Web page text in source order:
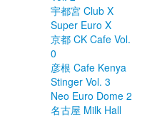
宇都宮 Club X
Super Euro X
京都 CK Cafe Vol.
0
彦根 Cafe Kenya
Stinger Vol. 3
Neo Euro Dome 2
名古屋 Milk Hall